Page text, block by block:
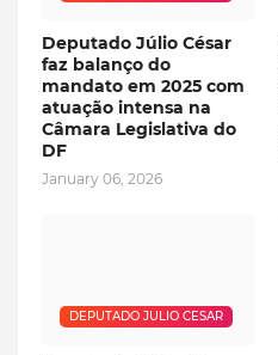
Deputado Júlio César
faz balanço do
mandato em 2025 com
atuação intensa na
Câmara Legislativa do
DF
January 06, 2026
DEPUTADO JULIO CESAR